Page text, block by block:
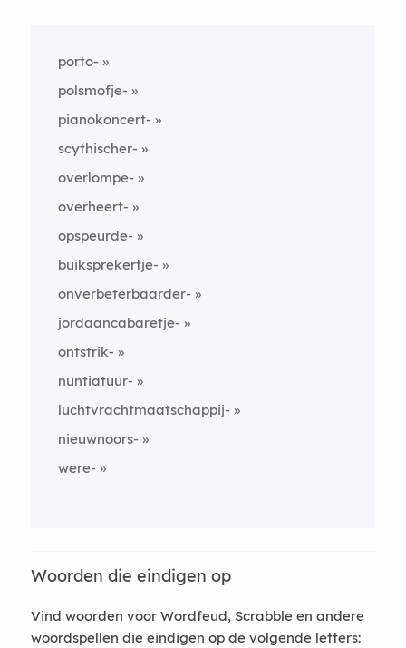
porto-
polsmofje-
pianokoncert-
scythischer-
overlompe-
overheert-
opspeurde-
buiksprekertje-
onverbeterbaarder-
jordaancabaretje-
ontstrik-
nuntiatuur-
luchtvrachtmaatschappij-
nieuwnoors-
were-
Woorden die eindigen op
Vind woorden voor Wordfeud, Scrabble en andere
woordspellen die eindigen op de volgende letters: